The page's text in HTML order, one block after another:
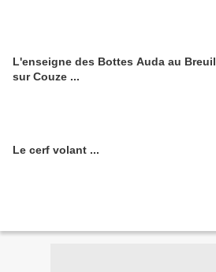
L'enseigne des Bottes Auda au Breuil
sur Couze ...
Le cerf volant ...